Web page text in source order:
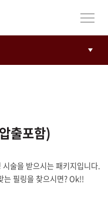
출포함)
술을 받으시는 패키지입니다.
는 필링을 찾으시면? Ok!!